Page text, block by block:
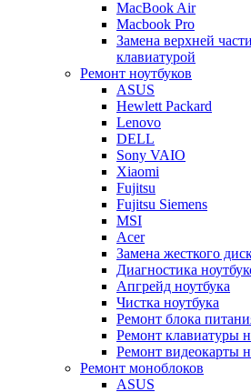
MacBook Air
Macbook Pro
Замена верхней
клавиатурой
Ремонт ноутбуков
ASUS
Hewlett Packard
Lenovo
DELL
Sony VAIO
Xiaomi
Fujitsu
Fujitsu Siemens
MSI
Acer
Замена жесткого
Диагностика
Апгрейд ноутбука
Чистка ноутбука
Ремонт блока
Ремонт клавиатуры
Ремонт видеокарты
Ремонт моноблоков
ASUS